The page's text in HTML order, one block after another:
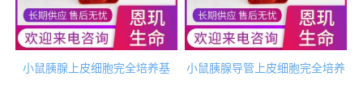
小鼠胰腺上皮细胞完全培养基 小鼠胰腺导管上皮细胞完全培养